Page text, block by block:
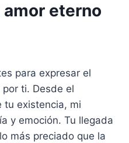
eterno
para expresar el
ti. Desde el
tu existencia, mi
y emoción. Tu llegada
más preciado que la